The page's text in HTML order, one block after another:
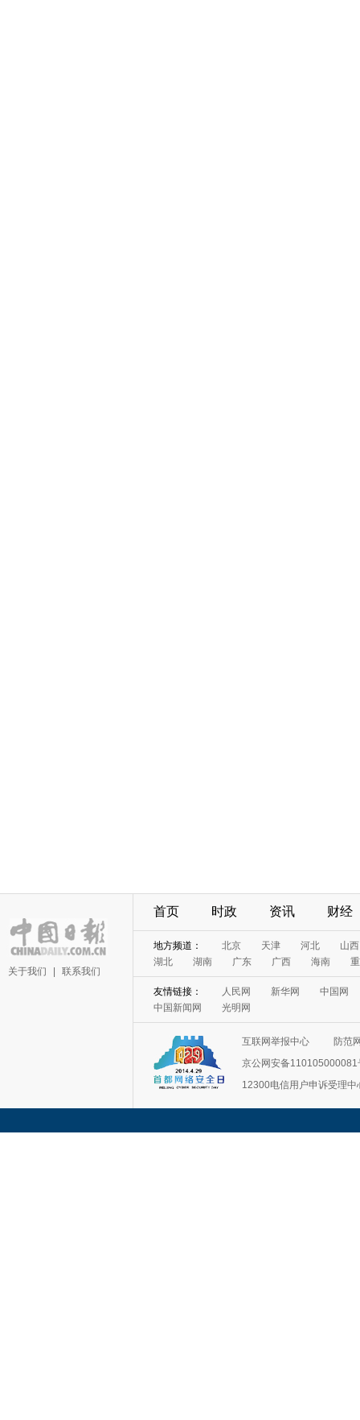
关于我们 联系我们
首页 时政 资讯 财经
地方频道： 北京 天津 河北
山西
湖北
湖南 广东 广西 海南
友情链接： 人民网 新华网
中国网
中国新闻网
光明网
互联网举报中心
防范
京公网安备110105000081
12300电信用户申诉受理中